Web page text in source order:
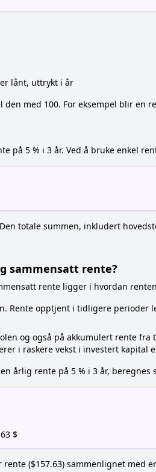
lånt, uttrykt i år
med 100. For eksempel blir en
på 5 % i 3 år. Ved å bruke enkel
totale summen, inkludert
sammensatt rente?
rente ligger i hvordan
Rente opptjent i tidligere
og også på akkumulert rente
i raskere vekst i investert kapital
årlig rente på 5 % i 3 år,
$
($157.63) sammenlignet med